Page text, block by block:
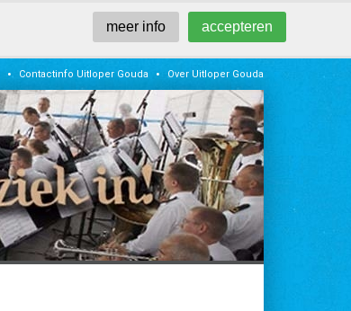
accepteren
meer info
• Contactinfo Uitloper Gouda • Over Uitloper Gouda